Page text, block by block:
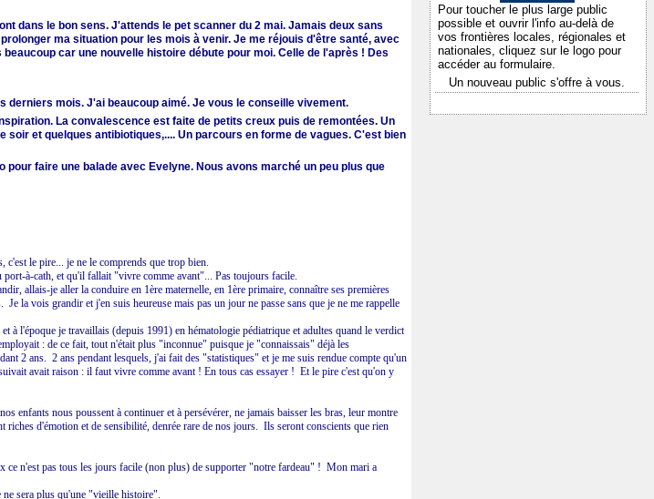
dans le bon sens. J'attends le pet scanner du 2 mai. Jamais deux sans
ma situation pour les mois à venir. Je me réjouis d'être santé, avec
car une nouvelle histoire débute pour moi. Celle de l'après ! Des
mois. J'ai beaucoup aimé. Je vous le conseille vivement.
La convalescence est faite de petits creux puis de remontées. Un
et quelques antibiotiques,.... Un parcours en forme de vagues. C'est bien
faire une balade avec Evelyne. Nous avons marché un peu plus que
c'est le pire... je ne le comprends que trop bien.
à-cath, et qu'il fallait "vivre comme avant"... Pas toujours facile.
allais-je aller la conduire en 1ère maternelle, en 1ère primaire, connaître ses premières
la vois grandir et j'en suis heureuse mais pas un jour ne passe sans que je ne me rappelle
à l'époque je travaillais (depuis 1991) en hématologie pédiatrique et adultes quand le verdict
: de ce fait, tout n'était plus "inconnue" puisque je "connaissais" déjà les
2 ans. 2 ans pendant lesquels, j'ai fait des "statistiques" et je me suis rendue compte qu'un
avait raison : il faut vivre comme avant ! En tous cas essayer ! Et le pire c'est qu'on y
enfants nous poussent à continuer et à persévérer, ne jamais baisser les bras, leur montre
d'émotion et de sensibilité, denrée rare de nos jours. Ils seront conscients que rien
ce n'est pas tous les jours facile (non plus) de supporter "notre fardeau" ! Mon mari a
ne sera plus qu'une "vieille histoire".
Pour toucher le plus large public
possible et ouvrir l'info au-delà de
vos frontières locales, régionales et
nationales, cliquez sur le logo pour
accéder au formulaire.
Un nouveau public s'offre à vous.